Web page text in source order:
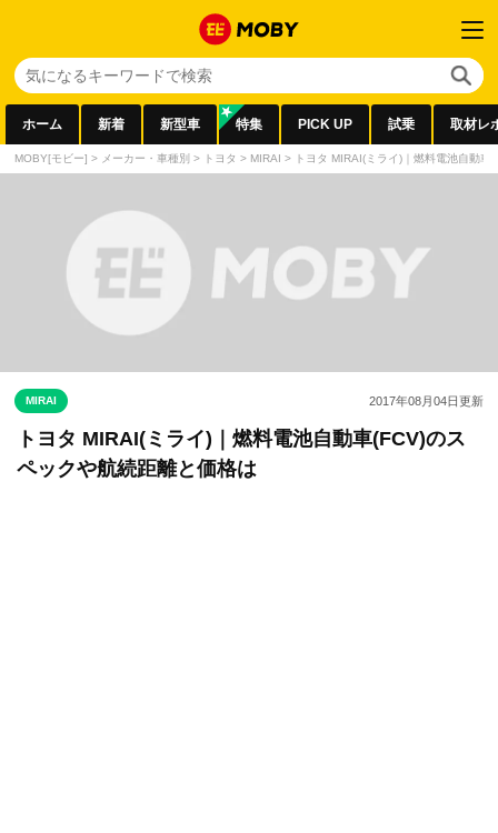
ホーム 新着 新型車 特集 PICK UP 試乗 取材レ
MOBY[モビー] > メーカー・車種別 > トヨタ > MIRAI > トヨタ MIRAI(ミライ)｜燃料電池自動
MIRAI 2017年08月04日更新
トヨタ MIRAI(ミライ)｜燃料電池自動車(FCV)のス
ペックや航続距離と価格は